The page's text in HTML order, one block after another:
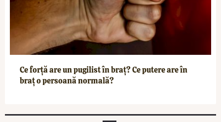
Ce forță are un pugilist în braț? Ce putere are în
braț o persoană normală?